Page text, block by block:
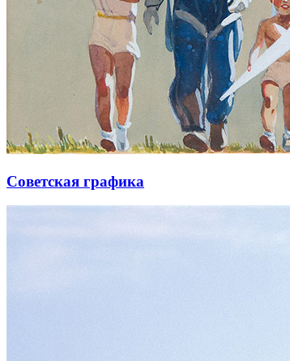
Советская графика